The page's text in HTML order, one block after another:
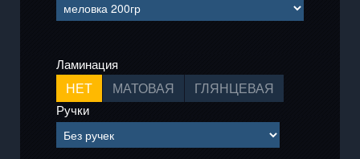
Ламинация
НЕТ МАТОВАЯ ГЛЯНЦЕВАЯ
Ручки